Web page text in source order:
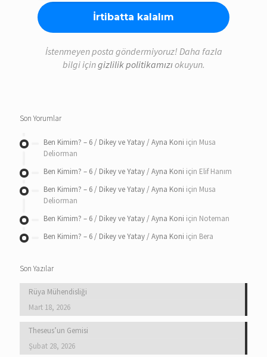
İstenmeyen posta göndermiyoruz! Daha fazla
bilgi içingizlilik politikamızıokuyun.
Son Yorumlar
Ben Kimim? – 6 / Dikey ve Yatay / Ayna Koni için Musa
Deliorman
Ben Kimim? – 6 / Dikey ve Yatay / Ayna Koni için Elif Hanım
Ben Kimim? – 6 / Dikey ve Yatay / Ayna Koni için Musa
Deliorman
Ben Kimim? – 6 / Dikey ve Yatay / Ayna Koni için Noteman
Ben Kimim? – 6 / Dikey ve Yatay / Ayna Koni için Bera
Son Yazılar
Rüya Mühendisliği
Mart 18, 2026
Theseus’un Gemisi
Şubat 28, 2026